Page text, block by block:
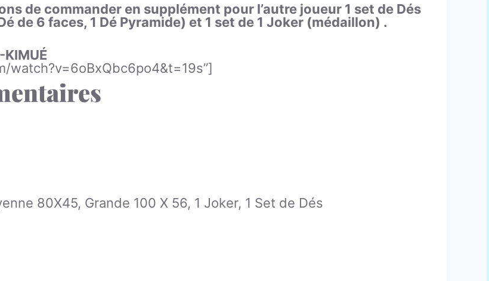
de commander en supplément pour l’autre joueur 1 set de Dés
de 6 faces, 1 Dé Pyramide) et 1 set de 1 Joker (médaillon) .
KIMUÉ
watch?v=6oBxQbc6po4&t=19s”]
80X45, Grande 100 X 56, 1 Joker, 1 Set de Dés